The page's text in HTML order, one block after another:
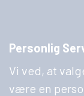
Personlig
Vi ved, at
være en